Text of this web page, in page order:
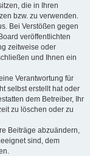
die in Ihren
bzw. zu verwenden.
Bei Verstößen gegen
veröffentlichten
zeitweise oder
und Ihnen ein
Verantwortung für
selbst erstellt hat oder
dem Betreiber, Ihr
zu löschen oder zu
Beiträge abzuändern,
sind, dem